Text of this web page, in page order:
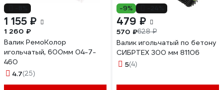
1 155 ₽
1 260 ₽
Валик РемоКолор
игольчатый, 600мм 04-7-
460
4.7(25)
-9%
479 ₽
570 ₽628 ₽
Валик игольчатый по бетону
СИБРТЕХ 300 мм 81106
5(4)